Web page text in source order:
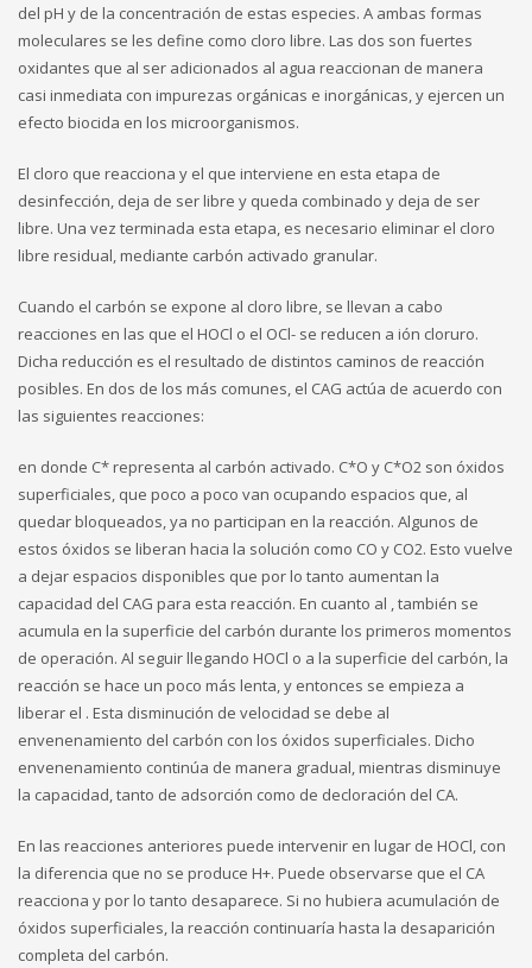
del pH y de la concentración de estas especies. A ambas formas
moleculares se les define como cloro libre. Las dos son fuertes
oxidantes que al ser adicionados al agua reaccionan de manera
casi inmediata con impurezas orgánicas e inorgánicas, y ejercen un
efecto biocida en los microorganismos.
El cloro que reacciona y el que interviene en esta etapa de
desinfección, deja de ser libre y queda combinado y deja de ser
libre. Una vez terminada esta etapa, es necesario eliminar el cloro
libre residual, mediante carbón activado granular.
Cuando el carbón se expone al cloro libre, se llevan a cabo
reacciones en las que el HOCl o el OCl- se reducen a ión cloruro.
Dicha reducción es el resultado de distintos caminos de reacción
posibles. En dos de los más comunes, el CAG actúa de acuerdo con
las siguientes reacciones:
en donde C* representa al carbón activado. C*O y C*O2 son óxidos
superficiales, que poco a poco van ocupando espacios que, al
quedar bloqueados, ya no participan en la reacción. Algunos de
estos óxidos se liberan hacia la solución como CO y CO2. Esto vuelve
a dejar espacios disponibles que por lo tanto aumentan la
capacidad del CAG para esta reacción. En cuanto al , también se
acumula en la superficie del carbón durante los primeros momentos
de operación. Al seguir llegando HOCl o a la superficie del carbón, la
reacción se hace un poco más lenta, y entonces se empieza a
liberar el . Esta disminución de velocidad se debe al
envenenamiento del carbón con los óxidos superficiales. Dicho
envenenamiento continúa de manera gradual, mientras disminuye
la capacidad, tanto de adsorción como de decloración del CA.
En las reacciones anteriores puede intervenir en lugar de HOCl, con
la diferencia que no se produce H+. Puede observarse que el CA
reacciona y por lo tanto desaparece. Si no hubiera acumulación de
óxidos superficiales, la reacción continuaría hasta la desaparición
completa del carbón.